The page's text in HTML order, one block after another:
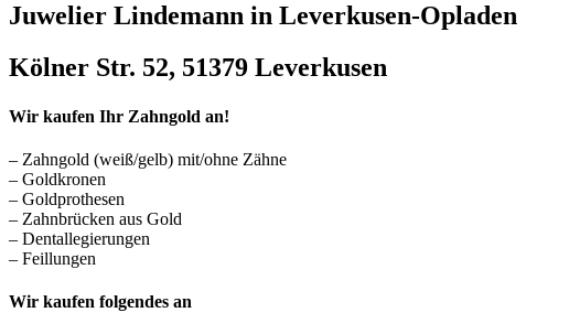
Juwelier Lindemann in Leverkusen-Opladen
Kölner Str. 52, 51379 Leverkusen
Wir kaufen Ihr Zahngold an!
– Zahngold (weiß/gelb) mit/ohne Zähne
– Goldkronen
– Goldprothesen
– Zahnbrücken aus Gold
– Dentallegierungen
– Feillungen
Wir kaufen folgendes an